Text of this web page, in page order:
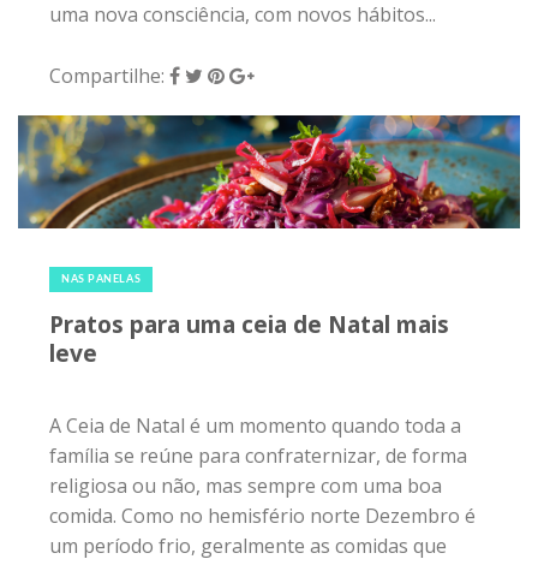
uma nova consciência, com novos hábitos...
Compartilhe:
NAS PANELAS
Pratos para uma ceia de Natal mais
leve
A Ceia de Natal é um momento quando toda a
família se reúne para confraternizar, de forma
religiosa ou não, mas sempre com uma boa
comida. Como no hemisfério norte Dezembro é
um período frio, geralmente as comidas que